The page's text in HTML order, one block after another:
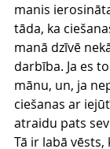
manis
tāda, ka
manā dzīvē
darbība. Ja es
mānu, un, ja
ciešanas ar
atraidu pats
Tā ir labā vēsts,